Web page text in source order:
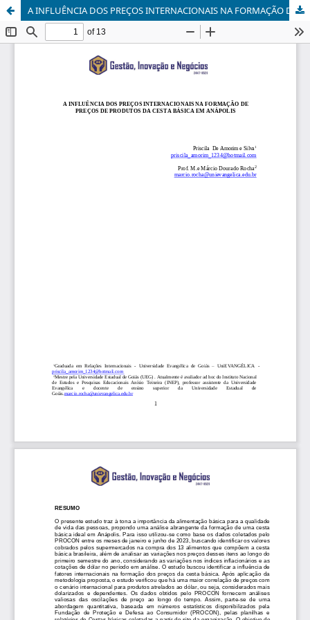
A INFLUÊNCIA DOS PREÇOS INTERNACIONAIS NA FORMAÇÃO DE PREÇOS DE PORDUTOS DA CESTA BÁSICA EM ANÁPOLIS